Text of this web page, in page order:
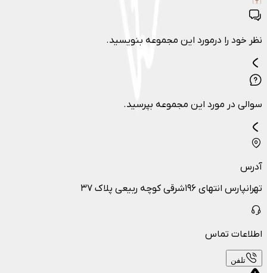
نظر خود را درمورد این مجموعه بنویسید.
سوالی در مورد این مجموعه بپرسید.
آدرس
تهرانپارس انتهای ۱۹۶شرقی کوچه ربیعی پلاک ۳۷
اطلاعات تماس
تلفن